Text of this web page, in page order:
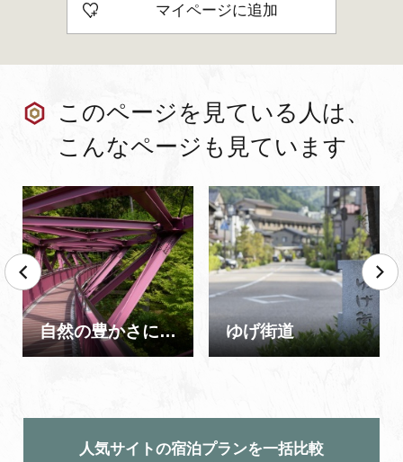
マイページに追加
このページを見ている人は、
こんなページも見ています
自然の豊かさに癒されて ゆげ街道
人気サイトの宿泊プランを一括比較